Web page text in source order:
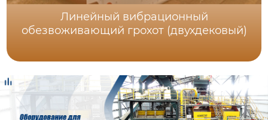
Линейный вибрационный
обезвоживающий грохот (двухдековый)